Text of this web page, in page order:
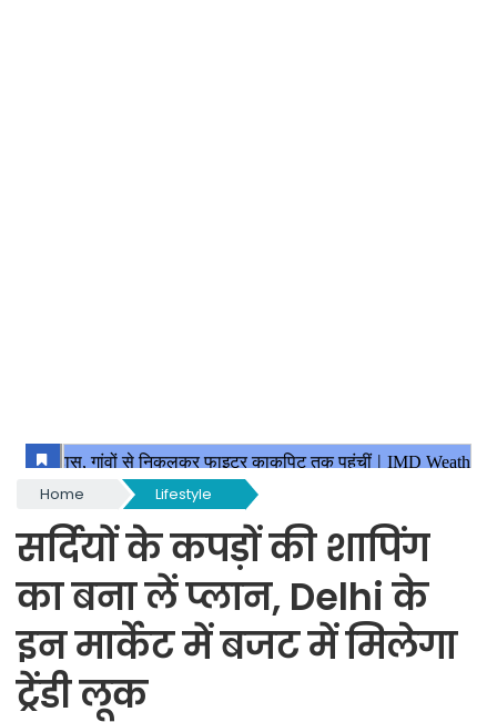
Home Lifestyle
सर्दियों के कपड़ों की शापिंग
का बना लें प्लान, Delhi के
इन मार्केट में बजट में मिलेगा
ट्रेंडी लूक